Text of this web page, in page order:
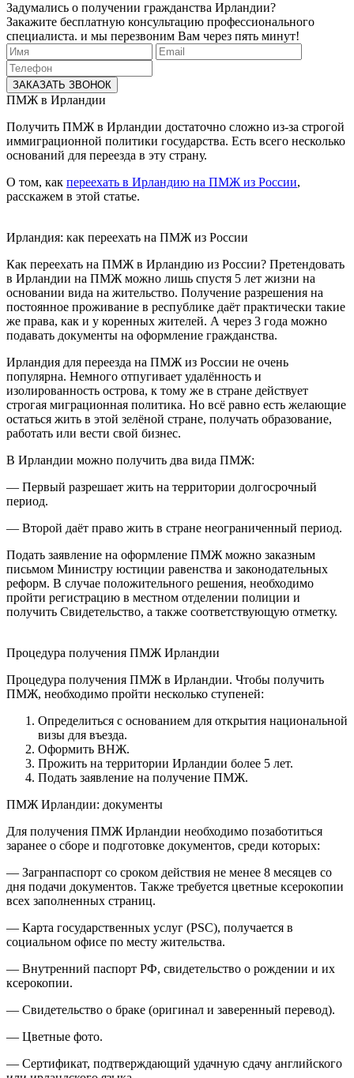
Задумались о получении гражданства Ирландии?
Закажите бесплатную консультацию профессионального
специалиста. и мы перезвоним Вам через пять минут!
ЗАКАЗАТЬ ЗВОНОК
ПМЖ в Ирландии
Получить ПМЖ в Ирландии достаточно сложно из-за строгой
иммиграционной политики государства. Есть всего несколько
оснований для переезда в эту страну.
О том, как переехать в Ирландию на ПМЖ из России,
расскажем в этой статье.
Ирландия: как переехать на ПМЖ из России
Как переехать на ПМЖ в Ирландию из России? Претендовать
в Ирландии на ПМЖ можно лишь спустя 5 лет жизни на
основании вида на жительство. Получение разрешения на
постоянное проживание в республике даёт практически такие
же права, как и у коренных жителей. А через 3 года можно
подавать документы на оформление гражданства.
Ирландия для переезда на ПМЖ из России не очень
популярна. Немного отпугивает удалённость и
изолированность острова, к тому же в стране действует
строгая миграционная политика. Но всё равно есть желающие
остаться жить в этой зелёной стране, получать образование,
работать или вести свой бизнес.
В Ирландии можно получить два вида ПМЖ:
— Первый разрешает жить на территории долгосрочный
период.
— Второй даёт право жить в стране неограниченный период.
Подать заявление на оформление ПМЖ можно заказным
письмом Министру юстиции равенства и законодательных
реформ. В случае положительного решения, необходимо
пройти регистрацию в местном отделении полиции и
получить Свидетельство, а также соответствующую отметку.
Процедура получения ПМЖ Ирландии
Процедура получения ПМЖ в Ирландии. Чтобы получить
ПМЖ, необходимо пройти несколько ступеней:
Определиться с основанием для открытия национальной
визы для въезда.
Оформить ВНЖ.
Прожить на территории Ирландии более 5 лет.
Подать заявление на получение ПМЖ.
ПМЖ Ирландии: документы
Для получения ПМЖ Ирландии необходимо позаботиться
заранее о сборе и подготовке документов, среди которых:
— Загранпаспорт со сроком действия не менее 8 месяцев со
дня подачи документов. Также требуется цветные ксерокопии
всех заполненных страниц.
— Карта государственных услуг (PSC), получается в
социальном офисе по месту жительства.
— Внутренний паспорт РФ, свидетельство о рождении и их
ксерокопии.
— Свидетельство о браке (оригинал и заверенный перевод).
— Цветные фото.
— Сертификат, подтверждающий удачную сдачу английского